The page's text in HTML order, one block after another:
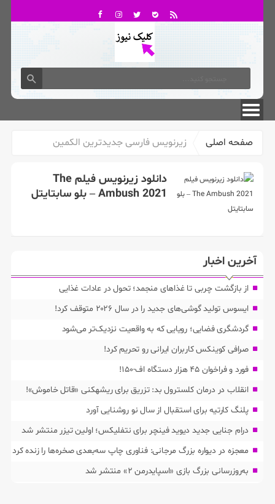
صفحه اصلی زیرنویس فارسی جدیدترین الكمين
دانلود زیرنویس فیلم The
Ambush 2021 – بلو سابتايتل
آخرین اخبار
از بازگشت چربی تا غذاهای منجمد؛ تحول در عادات غذایی
ایسوس تولید گوشی‌های جدید را در سال ۲۰۲۶ متوقف کرد!
گردشگری فضایی؛ رویایی که به واقعیت نزدیک‌تر می‌شود
صرافی کوینکس کاربران ایرانی رو تحریم کرد!
فورد و فراخوان ۴۵ هزار دستگاه اف-۱۵۰!
انقلاب در درمان کلسترول بد: تزریق برای ریشهکنی «قاتل خاموش»!
پلنگ کارتیه برای استقبال از سال نو روشنایی آورد
درام جنایی جدید دیوید فینچر برای نتفلیکس؛ اولین تیزر منتشر شد
معجزه در دیواره بزرگ مرجانی: فناوری چاپ سه‌بعدی صخره‌ها را زنده کرد
به‌روزرسانی بزرگ بازی «اسپایدرمن ۲» منتشر شد